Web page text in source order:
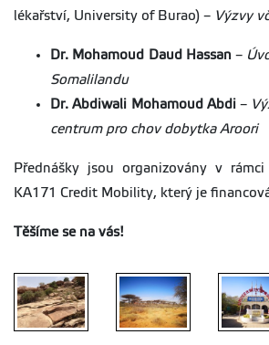
lékařství, University of Burao) – Výzvy
Dr. Mohamoud Daud Hassan –
Somalilandu
Dr. Abdiwali Mohamoud Abdi–
centrum pro chov dobytka Aroori
Přednášky jsou organizovány v
KA171 Credit Mobility, který je
Těšíme se na vás!